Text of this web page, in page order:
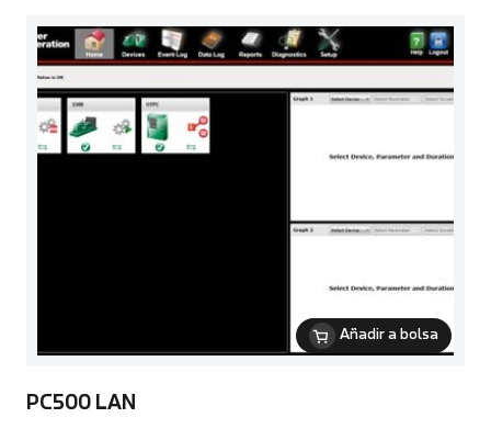
Añadir a bolsa
PC500 LAN